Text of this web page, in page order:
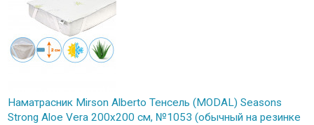
Наматрасник Mirson Alberto Тенсель (MODAL) Seasons
Strong Aloe Vera 200x200 см, №1053 (обычный на резинке